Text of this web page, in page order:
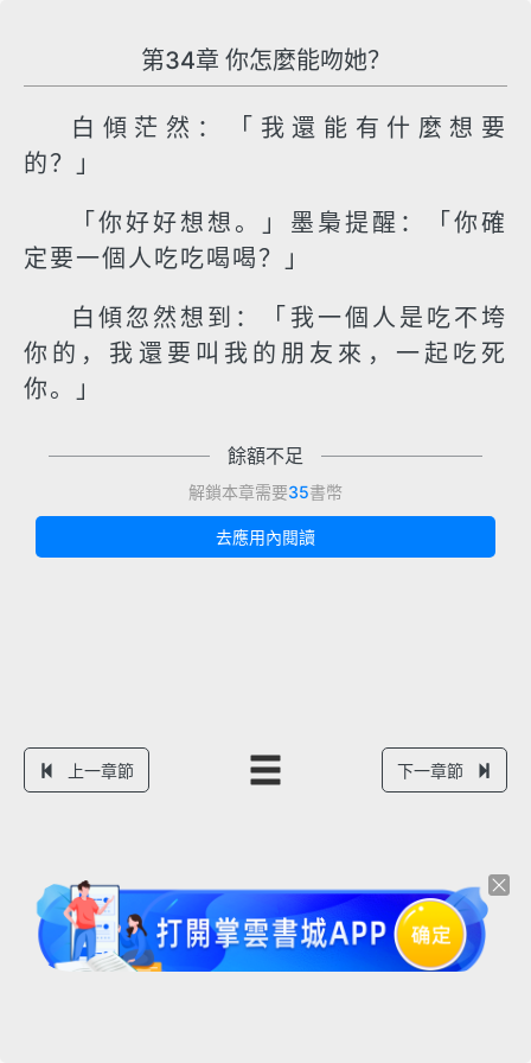
第34章 你怎麼能吻她？
白傾茫然：「我還能有什麼想要
的？」
「你好好想想。」墨梟提醒：「你確
定要一個人吃吃喝喝？」
白傾忽然想到：「我一個人是吃不垮
你的，我還要叫我的朋友來，一起吃死
你。」
餘額不足
解鎖本章需要35書幣
去應用內閱讀
上一章節 下一章節